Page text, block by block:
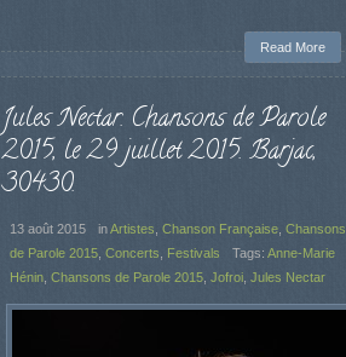
Read More
Jules Nectar. Chansons de Parole
2015, le 29 juillet 2015. Barjac,
30430.
13 août 2015 inArtistes Chanson Française, Chansons
de Parole 2015, Concerts Festivals Tags: Anne-Marie
Hénin, Chansons de Parole 2015, Jofroi, Jules Nectar